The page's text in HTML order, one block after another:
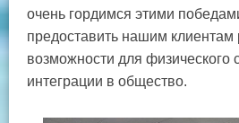
очень гордимся этими
предоставить нашим клиентам
возможности для физического
интеграции в общество.